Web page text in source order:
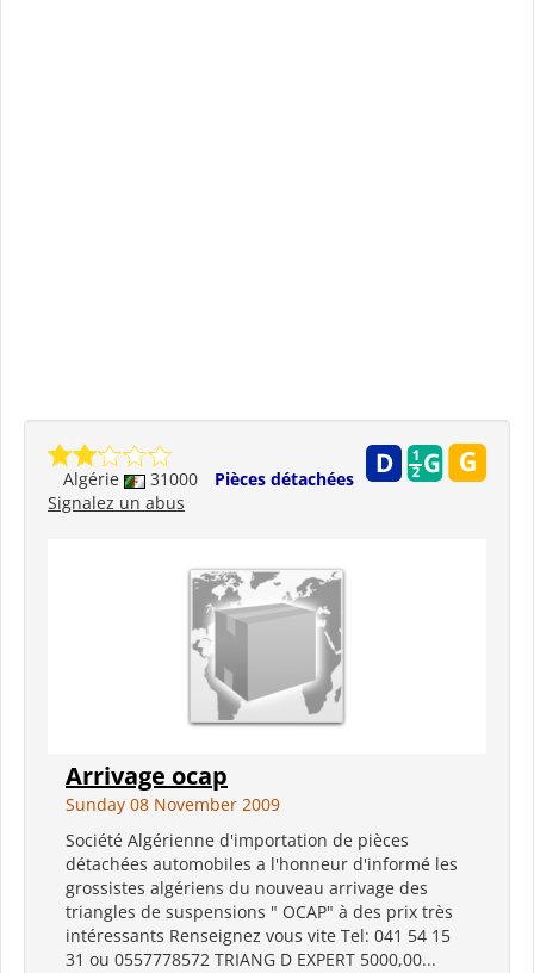
Algérie 31000
Pièces détachées
Signalez un abus
Arrivage ocap
Sunday 08 November 2009
Société Algérienne d'importation de pièces
détachées automobiles a l'honneur d'informé les
grossistes algériens du nouveau arrivage des
triangles de suspensions " OCAP" à des prix très
intéressants Renseignez vous vite Tel: 041 54 15
31 ou 0557778572 TRIANG D EXPERT 5000,00...